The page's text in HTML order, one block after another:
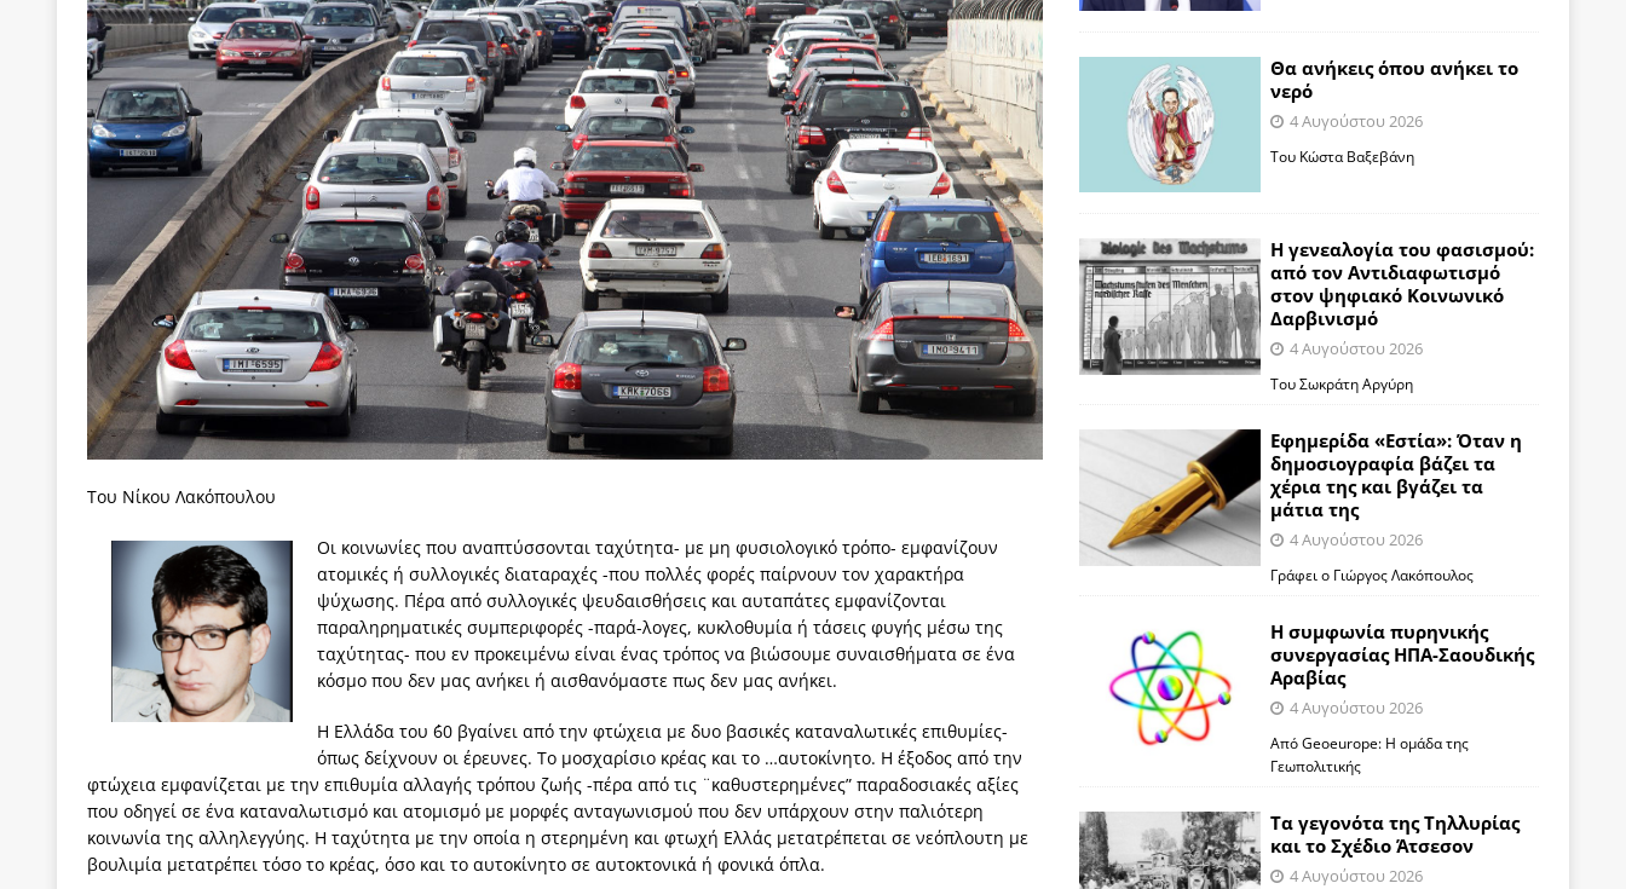
[ 22 Μαΐου 2020 ] Μακάριος Λαζαρίδης: Έργο!
ΠΡΟΣΩΠΟΓΡΑΦΙΕΣ
[ 5 Αυγούστου 2026 ]
Κυριάκος Μητσοτάκης: Αναλγησίες
ΠΡΟΒΟΛΕΣ
[ 4 Αυγούστου 2026 ] Θα ανήκεις όπου ανήκει το νερό
ΑΝΑΓΝΩΣΕΙΣ
[ 4 Αυγούστου 2026 ] Η γενεαλογία του φασισμού: από τον Αντιδιαφωτισμό στον ψηφιακό Κοινωνικό Δαρβινισμό
ΠΑΡΕΜΒΑΣΕΙΣ
[ 4 Αυγούστου 2026 ] Εφημερίδα «Εστία»: Όταν η δημοσιογραφία βάζει τα χέρια της και βγάζει τα μάτια της
ΑΠΟΨΕΙΣ
[ 4 Αυγούστου 2026 ] Η συμφωνία πυρηνικής συνεργασίας ΗΠΑ-Σαουδικής Αραβίας
ΑΠΟΨΕΙΣ
[ 4 Αυγούστου 2026 ] Τα γεγονότα της Τηλλυρίας και το Σχέδιο Άτσεσον
ΑΠΟΨΕΙΣ
[ 4 Αυγούστου 2026 ] Tηλεοπτικοί “Mega-Fiers”…
ΑΠΟΨΕΙΣ
[ 4 Αυγούστου 2026 ] Κώστας Τσουκαλάς: Αντιπολίτευση
ΠΡΟΒΟΛΕΣ
[ 4 Αυγούστου 2026 ] Ο Ιωάννης Μεταξάς και η 4η Αυγούστου: Πώς ένας αποτυχημένος κοινοβουλευτικός έγινε
[ 3 Αυγούστου 2026 ]
ΠΑΣΟΚ ή ΕΛ.ΑΣ.; Γιατί η μάχη της δεύτερης θέσης είναι (πολύ) ανοιχτή ακόμη. Προς αναμέτρηση
των δύο κομμάτων και όχι Ανδρουλάκη -Τσίπρα.
ΑΠΟΨΕΙΣ
[ 3 Αυγούστου 2026 ] Η τραγωδία της δημοκρατικής παράταξης: Ο λαός θέλει, αλλά τα κόμματα της αντιπολίτευσης δεν
μπορούν να φέρουν την αλλαγή
ΠΡΟΕΚΤΑΣΕΙΣ
[ 3 Αυγούστου 2026 ] Γιατί λιγοστεύουν «τα χρόνια της αθωότητας;» Το «αίνιγμα»και η «λύση» του μέσα από τον
εμβληματικό «Πολίτη Κέιν»
ΠΑΡΕΜΒΑΣΕΙΣ
[ 3 Αυγούστου 2026 ] Το Νομικό DNA του Υπερταμείου και οι Ρήτρες του ESM
ΑΠΟΨΕΙΣ
[ 3 Αυγούστου 2026 ]
Το γάλλιο και η γεωπολιτική ισχύς για την Ελλάδα ΑΠΟΨΕΙΣ
Toυ Νίκου Λακόπουλου
Οι κοινωνίες που αναπτύσσονται ταχύτητα- με μη φυσιολογικό τρόπο- εμφανίζουν
ατομικές ή συλλογικές διαταραχές -που πολλές φορές παίρνουν τον χαρακτήρα
ψύχωσης. Πέρα από συλλογικές ψευδαισθήσεις και αυταπάτες εμφανίζονται
παραληρηματικές συμπεριφορές -παρά-λογες, κυκλοθυμία ή τάσεις φυγής μέσω της
ταχύτητας- που εν προκειμένω είναι ένας τρόπος να βιώσουμε συναισθήματα σε ένα
κόσμο που δεν μας ανήκει ή αισθανόμαστε πως δεν μας ανήκει.
Η Ελλάδα του ΄60 βγαίνει από την φτώχεια με δυο βασικές καταναλωτικές επιθυμίες-
όπως δείχνουν οι έρευνες. Το μοσχαρίσιο κρέας και το …αυτοκίνητο. Η έξοδος από την
φτώχεια εμφανίζεται με την επιθυμία αλλαγής τρόπου ζωής -πέρα από τις ¨καθυστερημένες” παραδοσιακές αξίες
που οδηγεί σε ένα καταναλωτισμό και ατομισμό με μορφές ανταγωνισμού που δεν υπάρχουν στην παλιότερη
κοινωνία της αλληλεγγύης. Η ταχύτητα με την οποία η στερημένη και φτωχή Ελλάς μετατρέπεται σε νεόπλουτη με
βουλιμία μετατρέπει τόσο το κρέας, όσο και το αυτοκίνητο σε αυτοκτονικά ή φονικά όπλα.
Θα ανήκεις όπου ανήκει το
νερό
4 Αυγούστου 2026
Του Κώστα Βαξεβάνη
Η γενεαλογία του φασισμού:
από τον Αντιδιαφωτισμό
στον ψηφιακό Κοινωνικό
Δαρβινισμό
4 Αυγούστου 2026
Του Σωκράτη Αργύρη
Εφημερίδα «Εστία»: Όταν η
δημοσιογραφία βάζει τα
χέρια της και βγάζει τα
μάτια της
4 Αυγούστου 2026
Γράφει ο Γιώργος Λακόπουλος
Η συμφωνία πυρηνικής
συνεργασίας ΗΠΑ-Σαουδικής
Αραβίας
4 Αυγούστου 2026
Από Geoeurope: H ομάδα της
Γεωπολιτικής
Τα γεγονότα της Τηλλυρίας
και το Σχέδιο Άτσεσον
4 Αυγούστου 2026